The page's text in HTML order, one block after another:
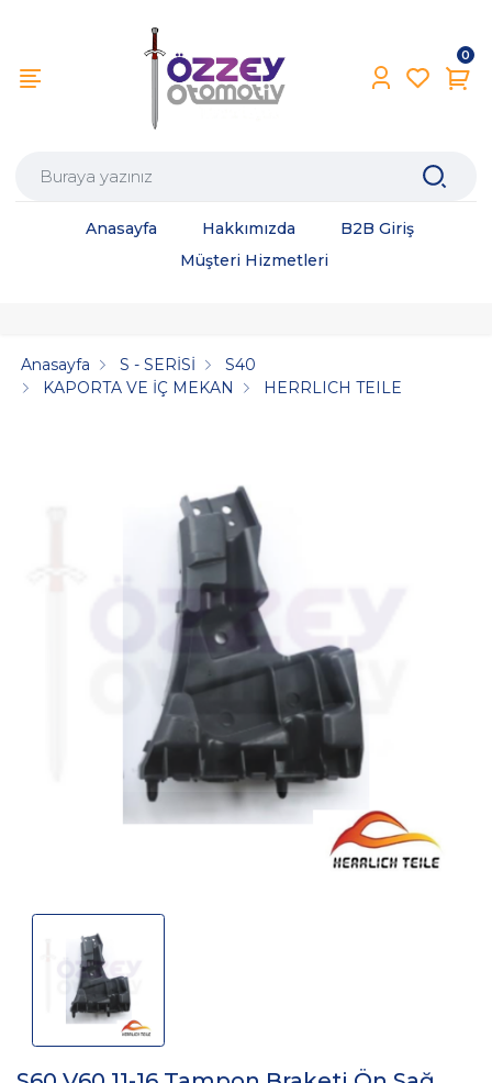
0
Anasayfa Hakkımızda
B2B Giriş
Müşteri Hizmetleri
Anasayfa S - SERİSİ
S40
KAPORTA VE İÇ MEKAN
HERRLICH TEILE